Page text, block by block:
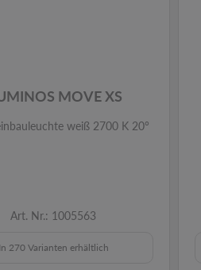
MOVE XS
weiß 2700 K 20°
Art. Nr.: 1005563
In 270 Varianten erhältlich